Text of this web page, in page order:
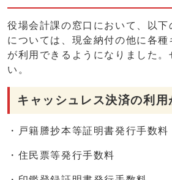
役場会計課の窓口において、以
については、現金納付の他に各
が利用できるようになりました。
い。
キャッシュレス決済の利
・戸籍謄抄本等証明書発行手数料
・住民票等発行手数料